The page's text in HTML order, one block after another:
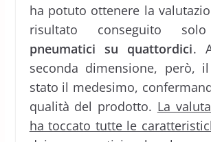
ha potuto ottenere la
risultato conseguito
pneumatici su quattordici.
seconda dimensione, però,
stato il medesimo,
qualità del prodotto. La
ha toccato tutte le